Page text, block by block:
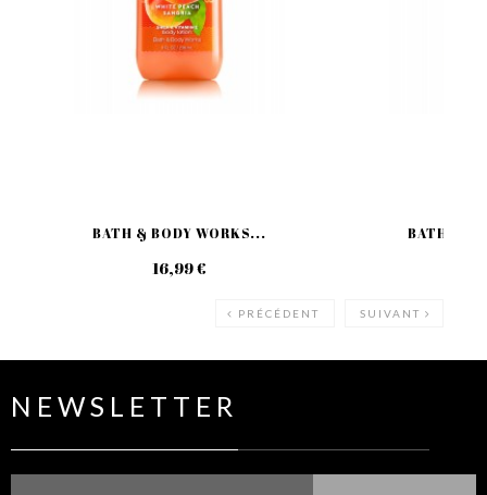
BATH & BODY WORKS...
16,99 €
BATH &
PRÉCÉDENT SUIVANT
NEWSLETTER